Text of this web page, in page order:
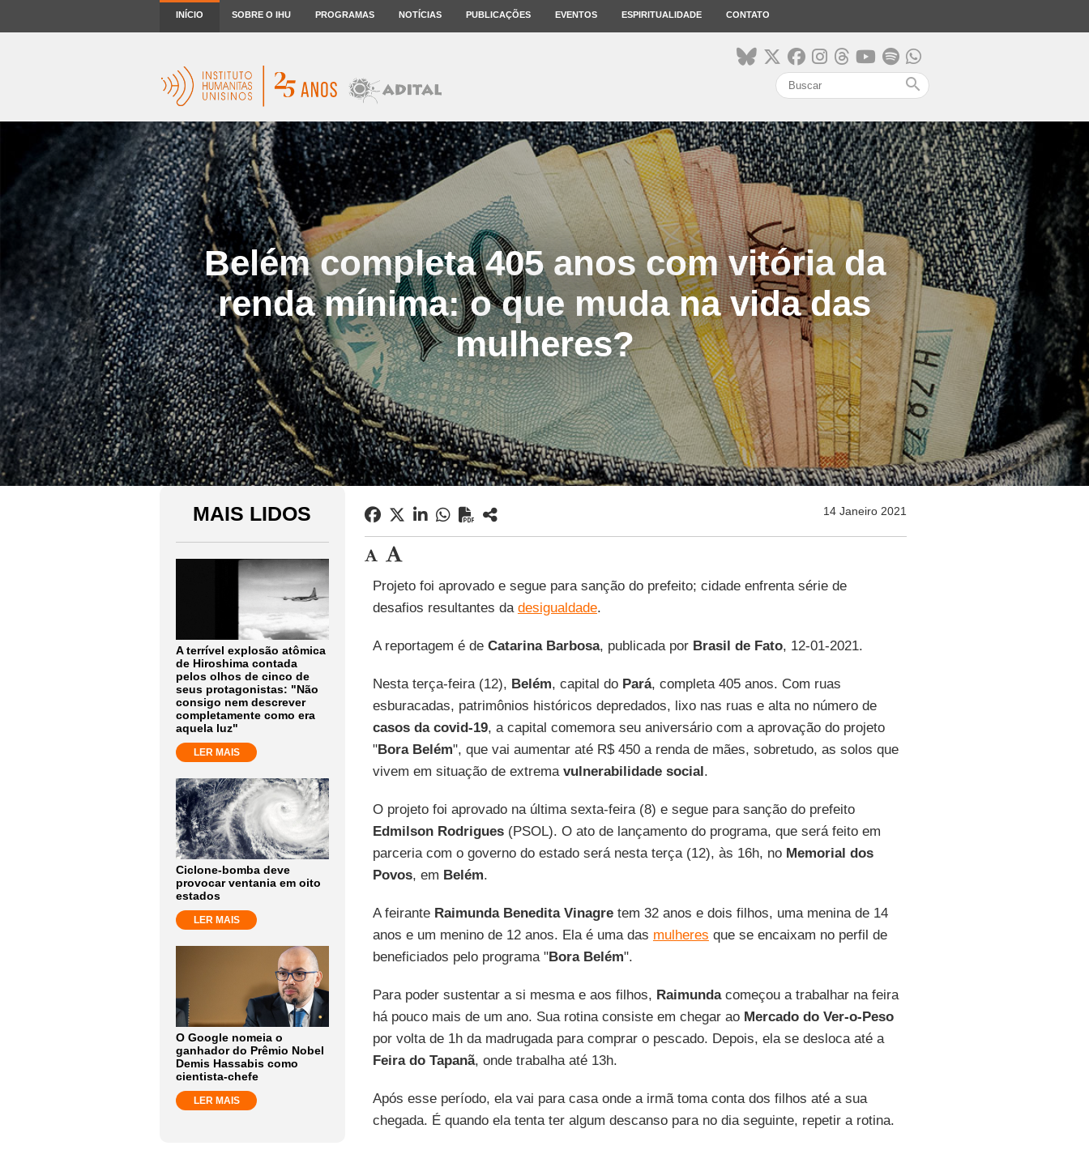
INÍCIO SOBRE O IHU PROGRAMAS NOTÍCIAS PUBLICAÇÕES EVENTOS ESPIRITUALIDADE CONTATO
search
Belém completa 405 anos com vitória da
renda mínima: o que muda na vida das
mulheres?
MAIS LIDOS
A terrível explosão atômica
de Hiroshima contada
pelos olhos de cinco de
seus protagonistas: "Não
consigo nem descrever
completamente como era
aquela luz"
LER MAIS
Ciclone-bomba deve
provocar ventania em oito
estados
LER MAIS
O Google nomeia o
ganhador do Prêmio Nobel
Demis Hassabis como
cientista-chefe
LER MAIS
14 Janeiro 2021
Projeto foi aprovado e segue para sanção do prefeito; cidade enfrenta série de
desafios resultantes da desigualdade.
A reportagem é de Catarina Barbosa, publicada por Brasil de Fato, 12-01-2021.
Nesta terça-feira (12), Belém, capital do Pará, completa 405 anos. Com ruas
esburacadas, patrimônios históricos depredados, lixo nas ruas e alta no número de
casos da covid-19, a capital comemora seu aniversário com a aprovação do projeto
"Bora Belém", que vai aumentar até R$ 450 a renda de mães, sobretudo, as solos que
vivem em situação de extrema vulnerabilidade social.
O projeto foi aprovado na última sexta-feira (8) e segue para sanção do prefeito
Edmilson Rodrigues(PSOL). O ato de lançamento do programa, que será feito em
parceria com o governo do estado será nesta terça (12), às 16h, no Memorial dos
Povos, em Belém.
A feirante Raimunda Benedita Vinagretem 32 anos e dois filhos, uma menina de 14
anos e um menino de 12 anos. Ela é uma das mulheres que se encaixam no perfil de
beneficiados pelo programa "Bora Belém".
Para poder sustentar a si mesma e aos filhos, Raimundacomeçou a trabalhar na feira
há pouco mais de um ano. Sua rotina consiste em chegar ao Mercado do Ver-o-Peso
por volta de 1h da madrugada para comprar o pescado. Depois, ela se desloca até a
Feira do Tapanã, onde trabalha até 13h.
Após esse período, ela vai para casa onde a irmã toma conta dos filhos até a sua
chegada. É quando ela tenta ter algum descanso para no dia seguinte, repetir a rotina.